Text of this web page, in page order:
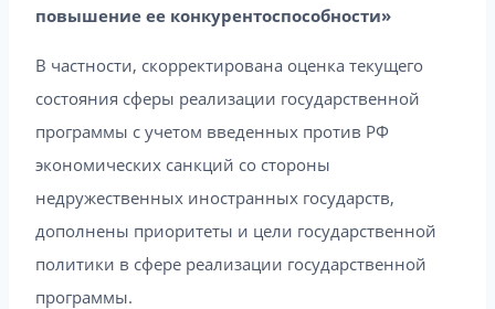
повышение ее конкурентоспособности»
В частности, скорректирована оценка текущего
состояния сферы реализации государственной
программы с учетом введенных против РФ
экономических санкций со стороны
недружественных иностранных государств,
дополнены приоритеты и цели государственной
политики в сфере реализации государственной
программы.